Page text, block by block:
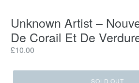
Unknown Artist ‎–
De Corail Et De
Regular
£10.00
SOLD OUT